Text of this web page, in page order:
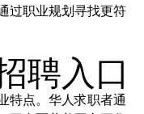
过职业规划寻找更符
聘入口
特点。华人求职者通